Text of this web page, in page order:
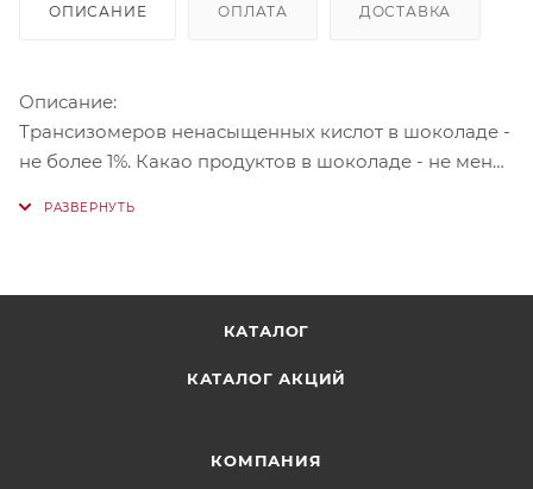
ОПИСАНИЕ ОПЛАТА ДОСТАВКА
Описание:
Трансизомеров ненасыщенных кислот в шоколаде -
не более 1%. Какао продуктов в шоколаде - не менее
масло, лактоза, крахмал кукурузный, глюкозный
сироп (кукурузный, пшеничный), эмульгатор
(куркумин, кармин, каротины), загуститель
КАТАЛОГ
КАТАЛОГ АКЦИЙ
КОМПАНИЯ